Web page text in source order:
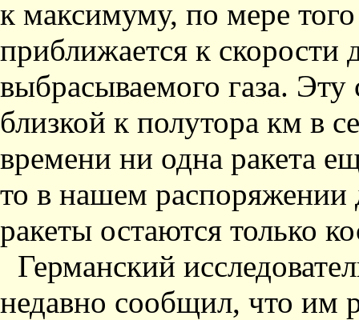
к максимуму, по мере
приближается к скорости
выбрасываемого газа.
близкой к полутора км в
времени ни одна ракета
то в нашем
ракеты остаются только
Германский
недавно сообщил, что им